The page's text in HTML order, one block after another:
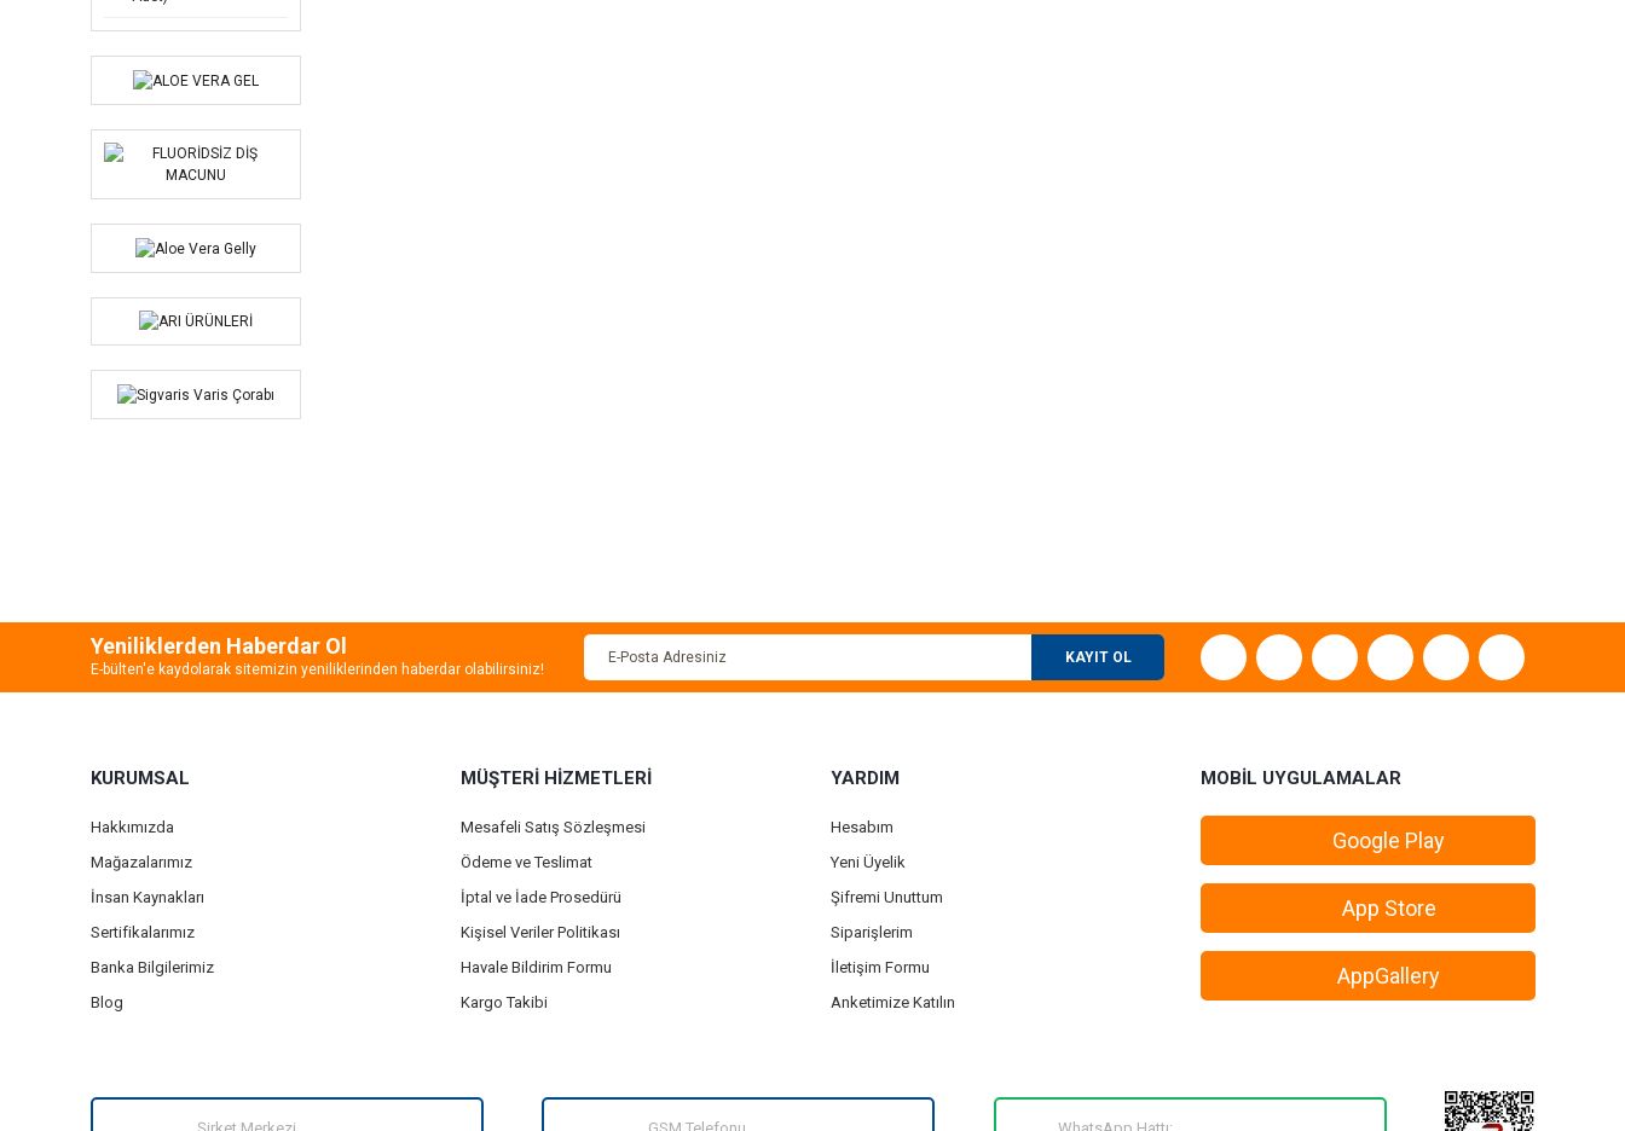
Yeniliklerden Haberdar Ol
E-bülten'e kaydolarak sitemizin yeniliklerinden haberdar olabilirsiniz!
KAYIT OL
KURUMSAL
Hakkımızda
Mağazalarımız
İnsan Kaynakları
Sertifikalarımız
Banka Bilgilerimiz
Blog
MÜŞTERİ HİZMETLERİ
Mesafeli Satış Sözleşmesi
Ödeme ve Teslimat
İptal ve İade Prosedürü
Kişisel Veriler Politikası
Havale Bildirim Formu
Kargo Takibi
YARDIM
Hesabım
Yeni Üyelik
Şifremi Unuttum
Siparişlerim
İletişim Formu
Anketimize Katılın
MOBİL UYGULAMALAR
Google Play
App Store
AppGallery